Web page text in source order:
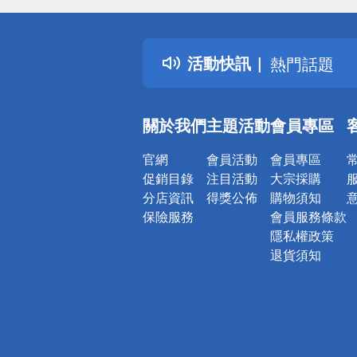
活動快訊
詐騙網頁！
得獎公告
熱門話題
銀行優惠
詐騙網頁！
關於我們
官網
促銷目錄
分店資訊
保險服務
主題活動
會員活動
注目活動
得獎公佈
會員專區
會員專區
大宗採購
購物須知
會員服務條款
隱私權政策
退貨須知